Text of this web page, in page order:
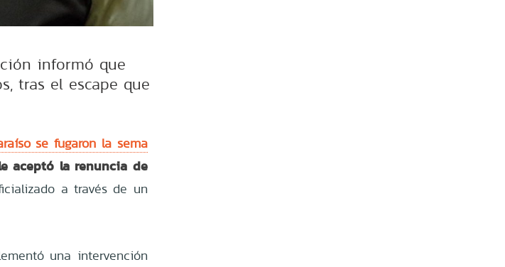
informó que
tras el escape que
se fugaron la sema
aceptó la renuncia de
a través de un
una intervención